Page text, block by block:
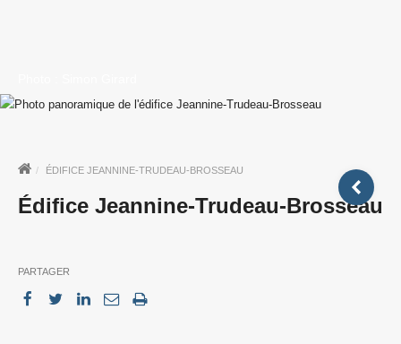
ÉDIFICE JEANNINE-TRUDEAU-BROSSEAU
Édifice Jeannine-Trudeau-Brosseau
PARTAGER